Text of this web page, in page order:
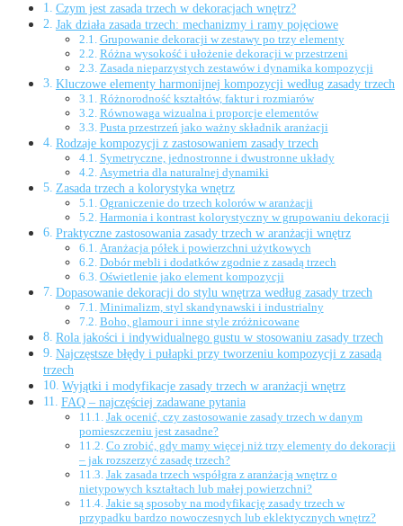
Czym jest zasada trzech w dekoracjach wnętrz?
Jak działa zasada trzech: mechanizmy i ramy pojęciowe
Grupowanie dekoracji w zestawy po trzy elementy
Różna wysokość i ułożenie dekoracji w przestrzeni
Zasada nieparzystych zestawów i dynamika kompozycji
Kluczowe elementy harmonijnej kompozycji według zasady trzech
Różnorodność kształtów, faktur i rozmiarów
Równowaga wizualna i proporcje elementów
Pusta przestrzeń jako ważny składnik aranżacji
Rodzaje kompozycji z zastosowaniem zasady trzech
Symetryczne, jednostronne i dwustronne układy
Asymetria dla naturalnej dynamiki
Zasada trzech a kolorystyka wnętrz
Ograniczenie do trzech kolorów w aranżacji
Harmonia i kontrast kolorystyczny w grupowaniu dekoracji
Praktyczne zastosowania zasady trzech w aranżacji wnętrz
Aranżacja półek i powierzchni użytkowych
Dobór mebli i dodatków zgodnie z zasadą trzech
Oświetlenie jako element kompozycji
Dopasowanie dekoracji do stylu wnętrza według zasady trzech
Minimalizm, styl skandynawski i industrialny
Boho, glamour i inne style zróżnicowane
Rola jakości i indywidualnego gustu w stosowaniu zasady trzech
Najczęstsze błędy i pułapki przy tworzeniu kompozycji z zasadą
trzech
Wyjątki i modyfikacje zasady trzech w aranżacji wnętrz
FAQ – najczęściej zadawane pytania
Jak ocenić, czy zastosowanie zasady trzech w danym
pomieszczeniu jest zasadne?
Co zrobić, gdy mamy więcej niż trzy elementy do dekoracji
– jak rozszerzyć zasadę trzech?
Jak zasada trzech współgra z aranżacją wnętrz o
nietypowych kształtach lub małej powierzchni?
Jakie są sposoby na modyfikację zasady trzech w
przypadku bardzo nowoczesnych lub eklektycznych wnętrz?